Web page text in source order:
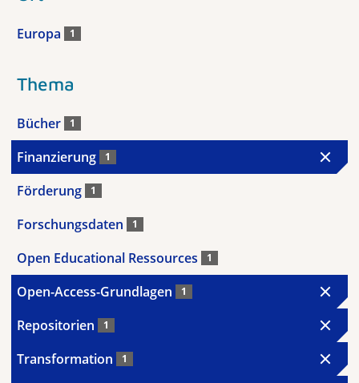
Europa 1
Thema
Bücher 1
Finanzierung 1
Förderung 1
Forschungsdaten 1
Open Educational Ressources 1
Open-Access-Grundlagen 1
Repositorien 1
Transformation 1